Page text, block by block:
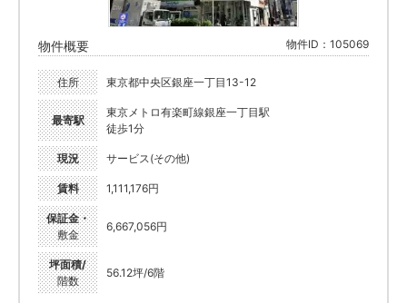
物件概要 物件ID：105069
住所 東京都中央区銀座一丁目13-12
最寄駅
東京メトロ有楽町線銀座一丁目駅
徒歩1分
現況 サービス(その他)
賃料 1,111,176円
保証金・
敷金
6,667,056円
坪面積/
階数
56.12坪/6階